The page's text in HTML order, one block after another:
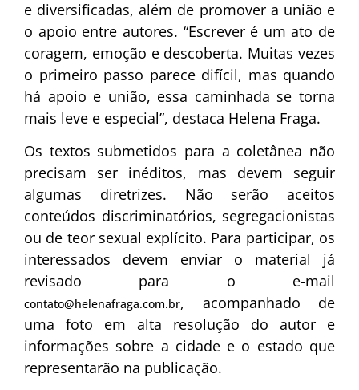
e diversificadas, além de promover a união e
o apoio entre autores. “Escrever é um ato de
coragem, emoção e descoberta. Muitas vezes
o primeiro passo parece difícil, mas quando
há apoio e união, essa caminhada se torna
mais leve e especial”, destaca Helena Fraga.
Os textos submetidos para a coletânea não
precisam ser inéditos, mas devem seguir
algumas diretrizes. Não serão aceitos
conteúdos discriminatórios, segregacionistas
ou de teor sexual explícito. Para participar, os
interessados devem enviar o material já
revisado para o e-mail
contato@helenafraga.com.br, acompanhado de
uma foto em alta resolução do autor e
informações sobre a cidade e o estado que
representarão na publicação.